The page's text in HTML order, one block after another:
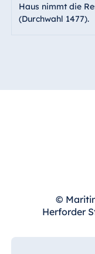
Haus nimmt die
(Durchwahl 1477).
©
Herforder